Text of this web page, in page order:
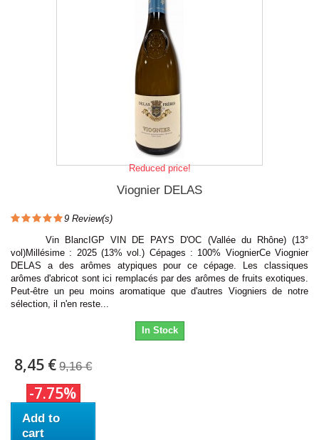
Reduced price!
Viognier DELAS
9 Review(s)
Vin BlancIGP VIN DE PAYS D'OC (Vallée du Rhône) (13°
vol)Millésime : 2025 (13% vol.) Cépages : 100% ViognierCe Viognier
DELAS a des arômes atypiques pour ce cépage. Les classiques
arômes d'abricot sont ici remplacés par des arômes de fruits exotiques.
Peut-être un peu moins aromatique que d'autres Viogniers de notre
sélection, il n'en reste...
In Stock
8,45 € 9,16 €
-7.75%
Add to
cart